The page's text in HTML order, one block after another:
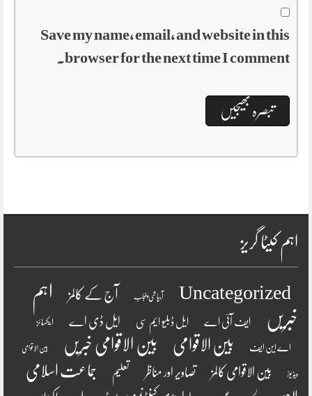
Save my name, email, and website in this
browser for the next time I comment.
اہم کیٹا گریز
Uncategorized آبپاشی پنجاب آج کے کالمز
اہم
خبریں
ایف آئی اے ایل ڈبلیو ایم سی ایل ڈی اے ایکسائز
اے این ایف بین الاقوامی بین الاقوامی خبریں بین الاقوامی
ویڈیوز بین الاقوامی کالمز تصاویر اور مناظر تعلیم
جماعت اسلامی